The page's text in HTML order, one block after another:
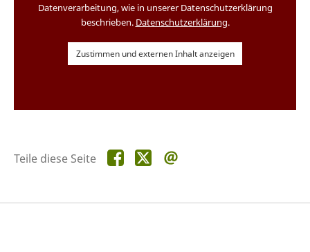
Datenverarbeitung, wie in unserer Datenschutzerklärung
beschrieben. Datenschutzerklärung.
Zustimmen und externen Inhalt anzeigen
Teile diese Seite Teile
diese
Teile
diese